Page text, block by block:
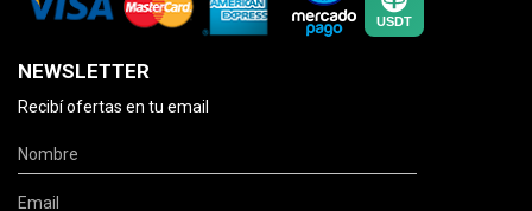
NEWSLETTER
Recibí ofertas en tu email